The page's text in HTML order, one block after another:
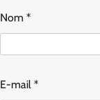
Nom *
E-mail *